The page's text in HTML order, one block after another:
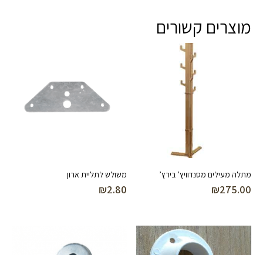
מוצרים קשורים
מתלה מעילים מסנדוויץ’ בירץ’
₪275.00
משולש לתליית ארון
₪2.80